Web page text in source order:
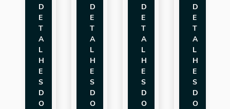
D
E
T
A
L
H
E
S
D
O
D
E
T
A
L
H
E
S
D
O
D
E
T
A
L
H
E
S
D
O
D
E
T
A
L
H
E
S
D
O